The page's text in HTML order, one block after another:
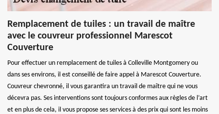
Remplacement de tuiles : un travail de maître
avec le couvreur professionnel Marescot
Couverture
Pour effectuer un remplacement de tuiles à Colleville Montgomery ou
dans ses environs, il est conseillé de faire appel à Marescot Couverture.
Couvreur chevronné, il vous garantira un travail de maître qui ne vous
décevra pas. Ses interventions sont toujours conformes aux règles de l’art
et en plus de cela, il vous propose ses services à des prix qui sont les moins